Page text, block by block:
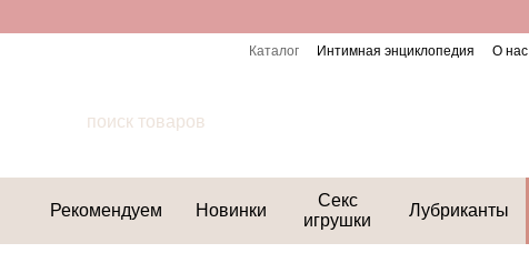
Каталог Интимная энциклопедия О нас
Рекомендуем Новинки
Секс
игрушки
Лубриканты